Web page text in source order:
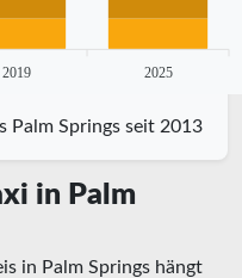
2019 2025
Palm Springs seit 2013
in Palm
in Palm Springs hängt